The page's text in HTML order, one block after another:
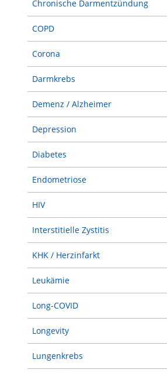
Chronische Darmentzündung
COPD
Corona
Darmkrebs
Demenz / Alzheimer
Depression
Diabetes
Endometriose
HIV
Interstitielle Zystitis
KHK / Herzinfarkt
Leukämie
Long-COVID
Longevity
Lungenkrebs